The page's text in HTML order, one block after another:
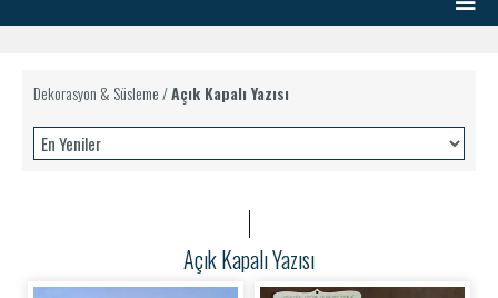
Dekorasyon & Süsleme/Açık Kapalı Yazısı
Açık Kapalı Yazısı